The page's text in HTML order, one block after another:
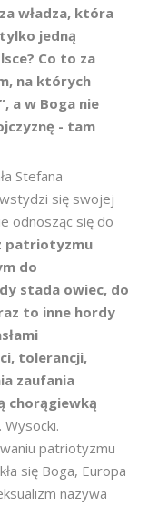
władza, która
jedną
Co to za
na których
a w Boga nie
- tam
Stefana
się swojej
odnosząc się do
patriotyzmu
do
stada owiec, do
to inne hordy
tolerancji,
zaufania
chorągiewką
Wysocki.
patriotyzmu
się Boga, Europa
nazywa